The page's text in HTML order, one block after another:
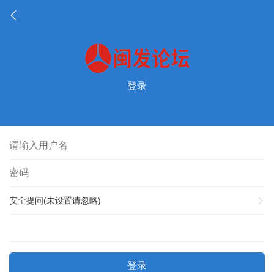
登录
安全提问(未设置请忽略)
登录